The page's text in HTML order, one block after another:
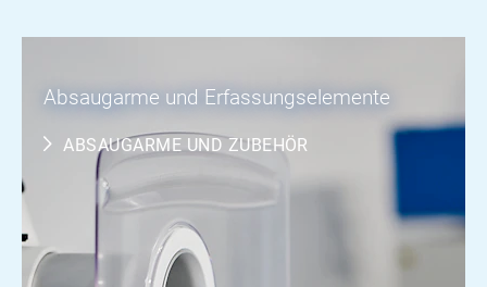
Absaugarme und Erfassungselemente
ABSAUGARME UND ZUBEHÖR